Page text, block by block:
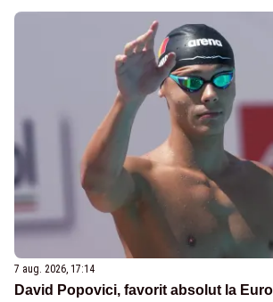
7 aug. 2026, 17:14
David Popovici, favorit absolut la